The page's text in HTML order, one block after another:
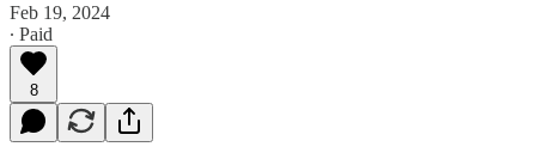
Feb 19, 2024
∙ Paid
8